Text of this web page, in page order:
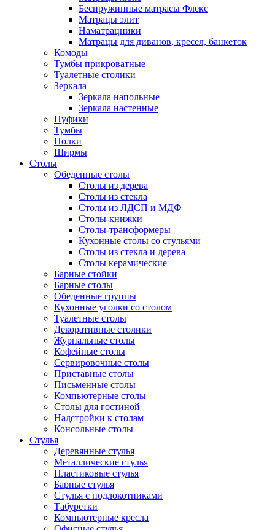
Беспружинные матрасы Флекс
Матрацы элит
Наматрацники
Матрацы для диванов, кресел, банкеток
Комоды
Тумбы прикроватные
Туалетные столики
Зеркала
Зеркала напольные
Зеркала настенные
Пуфики
Тумбы
Полки
Ширмы
Столы
Обеденные столы
Столы из дерева
Столы из стекла
Столы из ЛДСП и МДФ
Столы-книжки
Столы-трансформеры
Кухонные столы со стульями
Столы из стекла и дерева
Столы керамические
Барные стойки
Барные столы
Обеденные группы
Кухонные уголки со столом
Туалетные столы
Декоративные столики
Журнальные столы
Кофейные столы
Сервировочные столы
Приставные столы
Письменные столы
Компьютерные столы
Столы для гостиной
Надстройки к столам
Консольные столы
Стулья
Деревянные стулья
Металлические стулья
Пластиковые стулья
Барные стулья
Стулья с подлокотниками
Табуретки
Компьютерные кресла